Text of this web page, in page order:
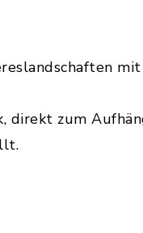
mit
direkt zum